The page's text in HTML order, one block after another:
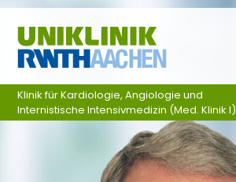
Skip navigation
Klinik für Kardiologie, Angiologie und
Internistische Intensivmedizin (Med. Klinik I)